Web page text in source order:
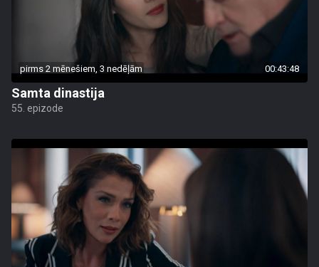
pirms 2 mēnešiem, 3 nedēļām 00:43:48
Samta dinastija
55. epizode